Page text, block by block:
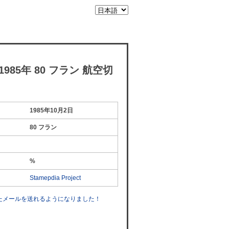
年 80 フラン 航空切
1985年10月2日
80 フラン
%
Stamepdia Project
ールを送れるようになりました！